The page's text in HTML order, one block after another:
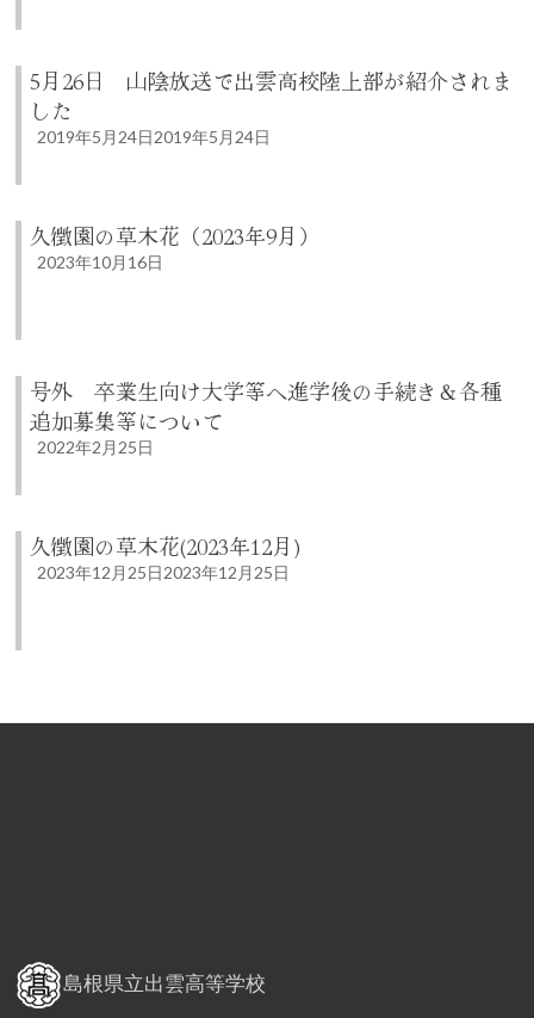
5月26日 山陰放送で出雲高校陸上部が紹介されま
した
2019年5月24日2019年5月24日
久徴園の草木花（2023年9月）
2023年10月16日
号外 卒業生向け大学等へ進学後の手続き＆各種
追加募集等について
2022年2月25日
久徴園の草木花(2023年12月)
2023年12月25日2023年12月25日
島根県立出雲高等学校